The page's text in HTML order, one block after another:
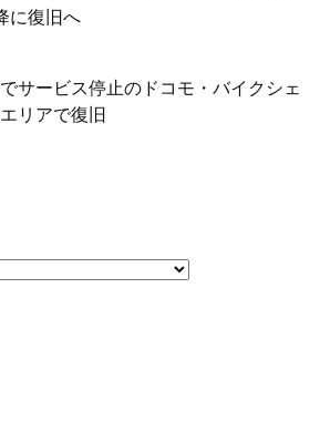
に復旧へ
サービス停止のドコモ・バイクシェ
リアで復旧